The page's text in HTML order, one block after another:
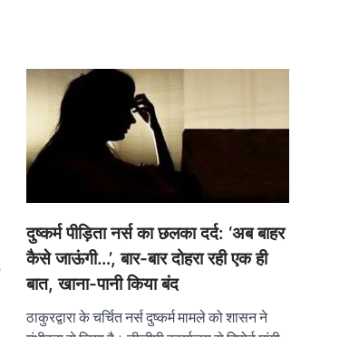
दुष्कर्म पीड़िता नर्स का छलका दर्द: ‘अब बाहर
कैसे जाऊंगी…’, बार-बार दोहरा रही एक ही
बात, खाना-पानी किया बंद
ठाकुरद्वारा के चर्चित नर्स दुष्कर्म मामले को शासन ने